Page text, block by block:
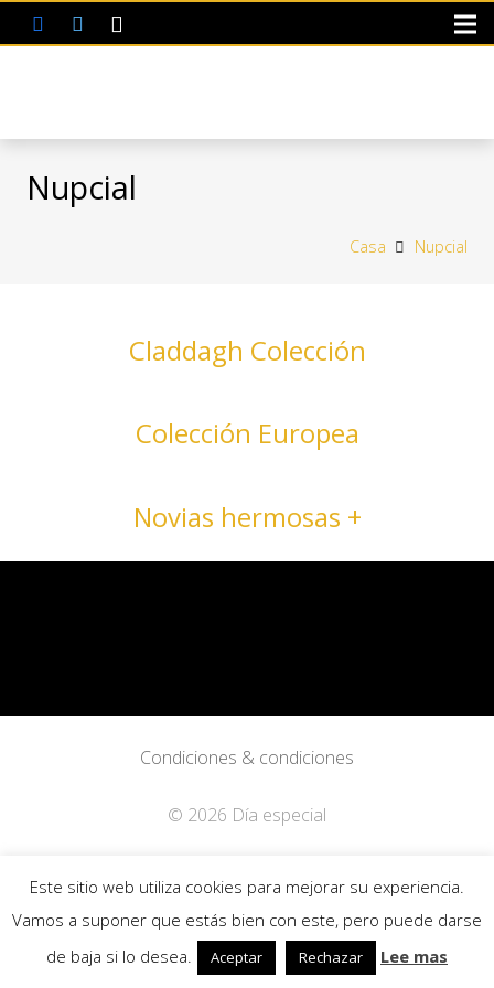
Nupcial
Casa Nupcial
Claddagh Colección
Colección Europea
Novias hermosas +
Condiciones & condiciones
© 2026 Día especial
Este sitio web utiliza cookies para mejorar su experiencia.
Vamos a suponer que estás bien con este, pero puede darse
de baja si lo desea.
Aceptar Rechazar Lee mas